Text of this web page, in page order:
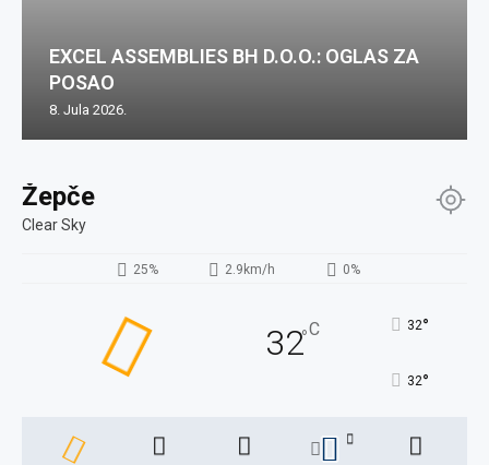
Žepče
Clear Sky
25% 2.9km/h 0%
32°C 32°
32°
EXCEL ASSEMBLIES BH D.O.O.: OGLAS ZA
POSAO
8. Jula 2026.